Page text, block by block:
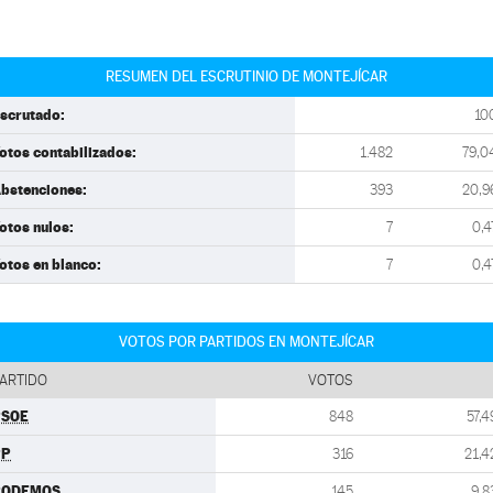
RESUMEN DEL ESCRUTINIO DE MONTEJÍCAR
contabilizados: 1.482
393
nulos: 7
en blanco: 7
VOTOS POR PARTIDOS EN MONTEJÍCAR
VOTOS
848
316